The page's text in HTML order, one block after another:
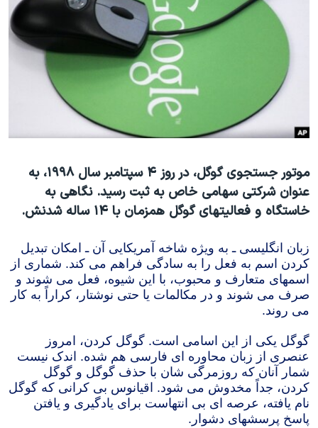
فرهنگ و زندگی
حقوق شهروندی
اقتصادی
علم و فناوری
اسرائیل در جنگ
گالری عکس
آرشیو پخش زنده
مستندها
انتخابات ریاست جمهوری آمریکا ۲۰۲۴
حمله جمهوری اسلامی به اسرائیل
رمز مهسا
ورزش زنان در ایران
اعتراضات زن، زندگی، آزادی
مجموعه مستندهای دادخواهی
تریبونال مردمی آبان ۹۸
دادگاه حمید نوری
چهل سال گروگان‌گیری
قانون شفافیت دارائی کادر رهبری ایران
اعتراضات مردمی آبان ۹۸
اسرائیل در جنگ
نرگس محمدی برنده جایزه نوبل صلح
همایش محافظه‌کاران آمریکا «سی‌پک»
صفحه‌های ویژه
سفر پرزیدنت ترامپ به چین
دنبال کنید
زبانهای مختلف
موتور جستجوی گوگل، در روز ۴ سپتامبر سال ۱۹۹۸، به
عنوان شرکتی سهامی خاص به ثبت رسید. نگاهی به
خاستگاه و فعالیتهای گوگل همزمان با ۱۴ ساله شدنش.
زبان انگلیسی ـ به ویژه شاخه آمریکایی آن ـ امکان تبدیل
کردن اسم به فعل را به سادگی فراهم می کند. شماری از
اسمهای متعارف و محبوب، با این شیوه، فعل می شوند و
صرف می شوند و در مکالمات یا حتی نوشتار، کراراً به کار
می روند.
گوگل یکی از این اسامی است. گوگل کردن، امروز
عنصری از زبان محاوره ای فارسی هم شده. اندک نیست
شمار آنان که روزمرگی شان با حذف گوگل و گوگل
کردن، جداً مخدوش می شود. اقیانوس بی کرانی که گوگل
نام یافته، عرصه ای بی انتهاست برای یادگیری و یافتن
پاسخ پرسشهای دشوار.